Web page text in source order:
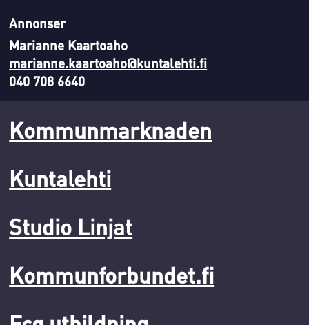
Annonser
Marianne Kaartoaho
marianne.kaartoaho@kuntalehti.fi
040 708 6640
Kommunmarknaden
Kuntalehti
Studio Linjat
Kommunforbundet.fi